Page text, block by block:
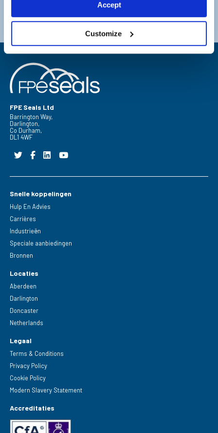
Accept
Customize
Telefoon:+44 (0) 1325 282732
Telefoon:+44 (0) 1302727252
FPE Seals Ltd
Barrington Way,
Darlington,
Co Durham,
DL1 4WF
Snelle koppelingen
Hulp En Advies
Carrières
Industrieën
Speciale aanbiedingen
Bronnen
Locaties
Aberdeen
Darlington
Doncaster
Netherlands
Legaal
Terms & Conditions
Privacy Policy
Cookie Policy
Modern Slavery Statement
Accreditaties